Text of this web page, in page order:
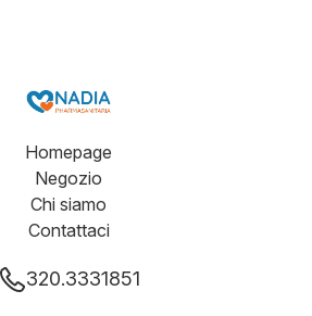
Homepage
Negozio
Chi siamo
Contattaci
320.3331851